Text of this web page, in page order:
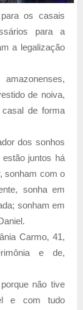
os casais
para a
a legalização
de noiva,
de forma
dos sonhos
juntos há
sonham com o
sonha em
sonham em
Carmo, 41,
e de,
não tive
e com tudo